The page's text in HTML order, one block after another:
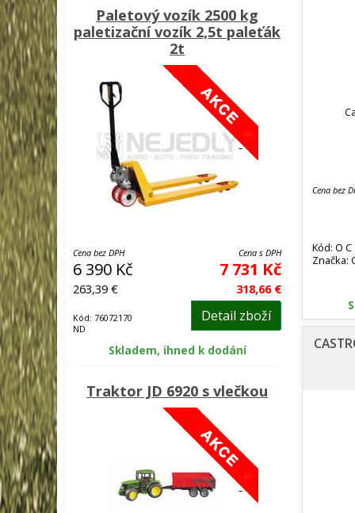
Paletový vozík 2500 kg
paletizační vozík 2,5t paleťák
2t
Cena bez DPH
6 390 Kč
263,39 €
Cena s DPH
7 731 Kč
318,66 €
Kód: 76072170
ND
Detail zboží
Skladem, ihned k dodání
Traktor JD 6920 s vlečkou
Cena bez
Kód: O C
Značka: